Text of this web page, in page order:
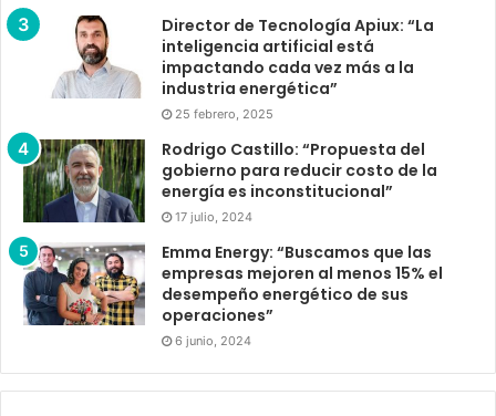
Director de Tecnología Apiux: “La
inteligencia artificial está
impactando cada vez más a la
industria energética”
25 febrero, 2025
Rodrigo Castillo: “Propuesta del
gobierno para reducir costo de la
energía es inconstitucional”
17 julio, 2024
Emma Energy: “Buscamos que las
empresas mejoren al menos 15% el
desempeño energético de sus
operaciones”
6 junio, 2024